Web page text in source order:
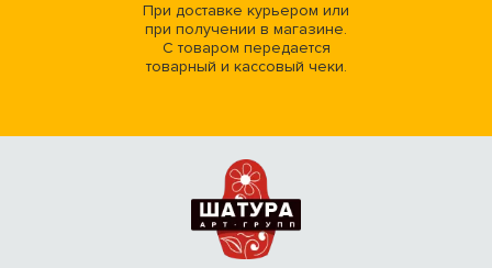
При доставке курьером или
при получении в магазине.
С товаром передается
товарный и кассовый чеки.